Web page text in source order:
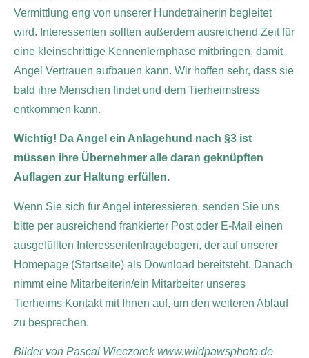
Vermittlung eng von unserer Hundetrainerin begleitet
wird. Interessenten sollten außerdem ausreichend Zeit für
eine kleinschrittige Kennenlernphase mitbringen, damit
Angel Vertrauen aufbauen kann. Wir hoffen sehr, dass sie
bald ihre Menschen findet und dem Tierheimstress
entkommen kann.
Wichtig! Da Angel ein Anlagehund nach §3 ist
müssen ihre Übernehmer alle daran geknüpften
Auflagen zur Haltung erfüllen.
Wenn Sie sich für Angel interessieren, senden Sie uns
bitte per ausreichend frankierter Post oder E-Mail einen
ausgefüllten Interessentenfragebogen, der auf unserer
Homepage (Startseite) als Download bereitsteht. Danach
nimmt eine Mitarbeiterin/ein Mitarbeiter unseres
Tierheims Kontakt mit Ihnen auf, um den weiteren Ablauf
zu besprechen.
Bilder von Pascal Wieczorek www.wildpawsphoto.de